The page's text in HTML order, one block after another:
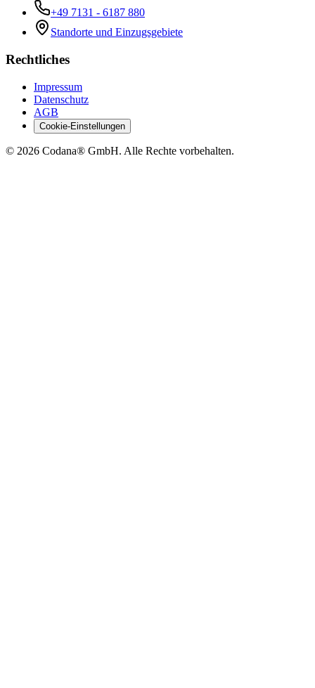
+49 7131 - 6187 880
Standorte und Einzugsgebiete
Rechtliches
Impressum
Datenschutz
AGB
Cookie-Einstellungen
© 2026 Codana® GmbH. Alle Rechte vorbehalten.